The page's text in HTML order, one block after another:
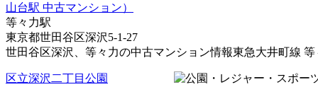
山台駅 中古マンション）
等々力駅
東京都世田谷区深沢5-1-27
世田谷区深沢、等々力の中古マンション情報東急大井町線 等
区立深沢二丁目公園